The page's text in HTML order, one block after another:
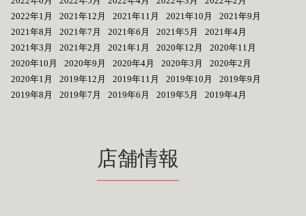
2022年1月
2021年12月 2021年11月 2021年10月
2021年9月
2021年8月
2021年7月 2021年6月 2021年5月
2021年4月
2021年3月
2021年2月 2021年1月 2020年12月
2020年11月
2020年10月
2020年9月 2020年4月 2020年3月
2020年2月
2020年1月
2019年12月 2019年11月 2019年10月
2019年9月
2019年8月
2019年7月 2019年6月 2019年5月 2019年4月
店舗情報